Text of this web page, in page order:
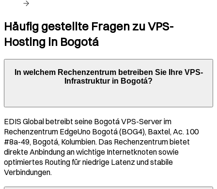
Häufig gestellte Fragen zu VPS-
Hosting in Bogotá
In welchem Rechenzentrum betreiben Sie Ihre VPS-
Infrastruktur in Bogotá?
EDIS Global betreibt seine BogotáVPS-Server im
Rechenzentrum EdgeUno Bogotá (BOG4), Baxtel, Ac. 100
#8a-49, Bogotá, Kolumbien. Das Rechenzentrum bietet
direkte Anbindung an wichtige Internetknoten sowie
optimiertes Routing für niedrige Latenz und stabile
Verbindungen.